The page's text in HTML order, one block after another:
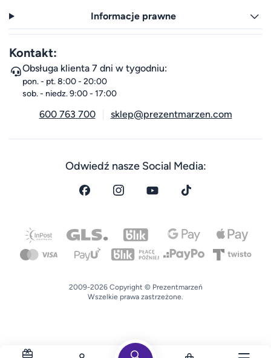
Informacje prawne
Kontakt:
Obsługa klienta 7 dni w tygodniu:
pon. - pt. 8:00 - 20:00
sob. - niedz. 9:00 - 17:00
600 763 700 sklep@prezentmarzen.com
Odwiedź nasze Social Media:
2009-2026 Copyright © Prezentmarzeń
Wszelkie prawa zastrzeżone.